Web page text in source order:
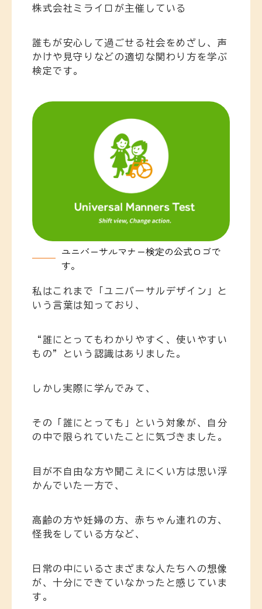
株式会社ミライロが主催している
誰もが安心して過ごせる社会をめざし、声
かけや見守りなどの適切な関わり方を学ぶ
検定です。
ユニバーサルマナー検定の公式ロゴで
す。
私はこれまで「ユニバーサルデザイン」と
いう言葉は知っており、
“誰にとってもわかりやすく、使いやすい
もの”という認識はありました。
しかし実際に学んでみて、
その「誰にとっても」という対象が、自分
の中で限られていたことに気づきました。
目が不自由な方や聞こえにくい方は思い浮
かんでいた一方で、
高齢の方や妊婦の方、赤ちゃん連れの方、
怪我をしている方など、
日常の中にいるさまざまな人たちへの想像
が、十分にできていなかったと感じていま
す。